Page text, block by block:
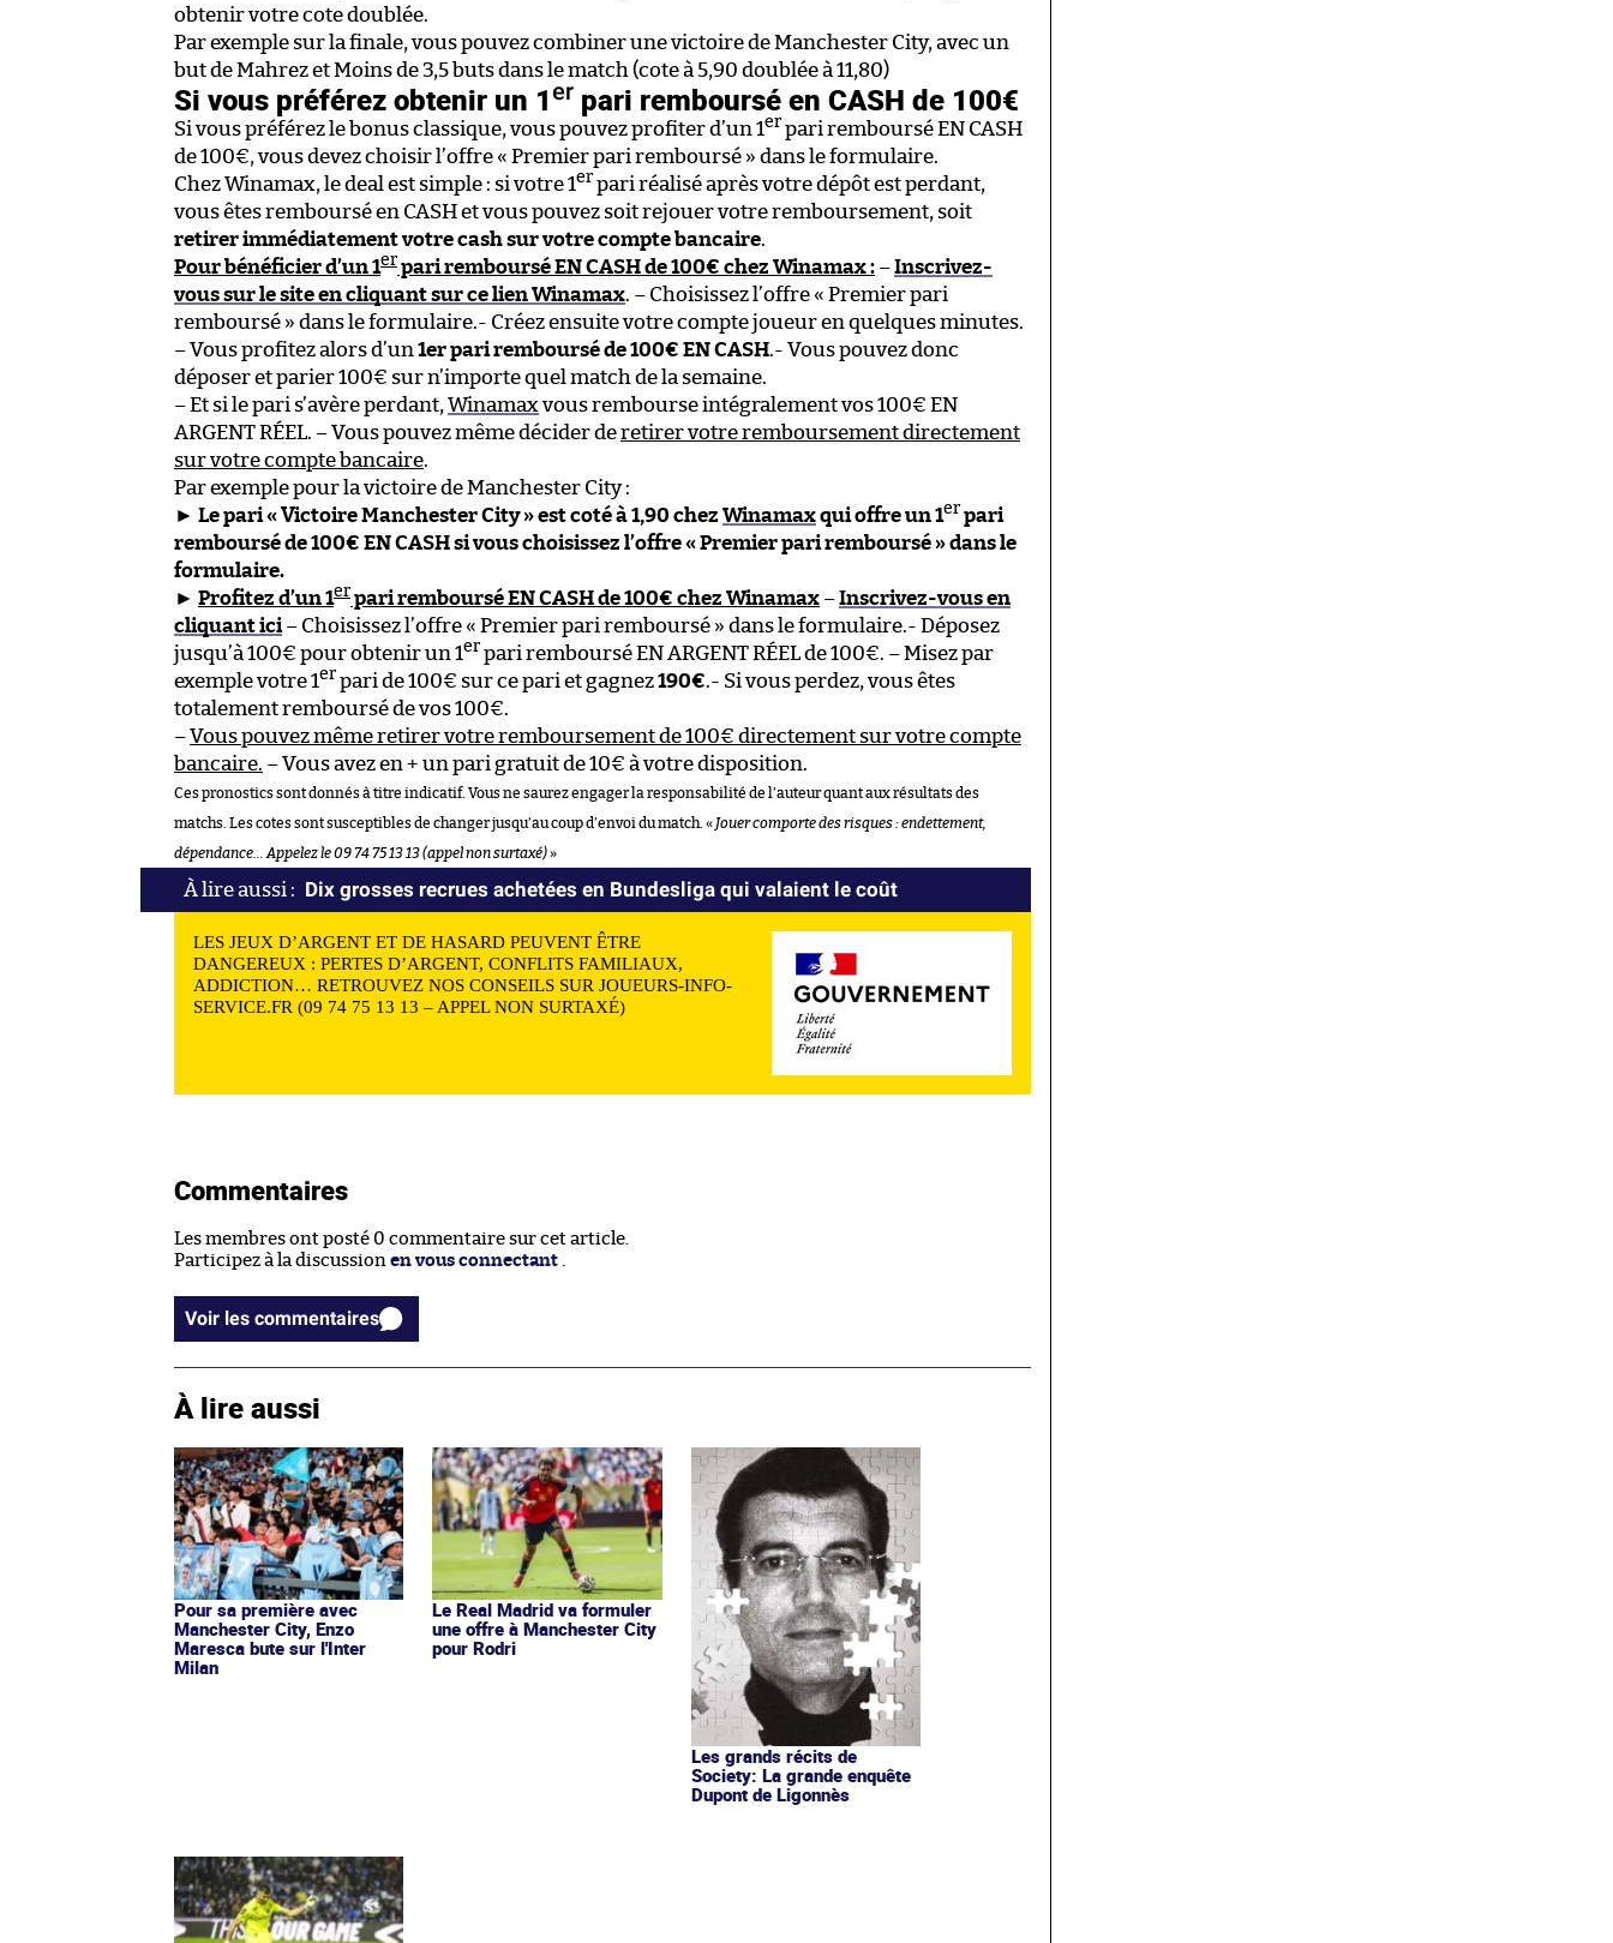
obtenir votre cote doublée.
Par exemple sur la finale, vous pouvez combiner une victoire de Manchester City, avec un
but de Mahrez et Moins de 3,5 buts dans le match (cote à 5,90 doublée à 11,80)
Si vous préférez obtenir un 1er pari remboursé en CASH de 100€
Si vous préférez le bonus classique, vous pouvez profiter d’un 1er pari remboursé EN CASH
de 100€, vous devez choisir l’offre « Premier pari remboursé » dans le formulaire.
Chez Winamax, le deal est simple : si votre 1er pari réalisé après votre dépôt est perdant,
vous êtes remboursé en CASH et vous pouvez soit rejouer votre remboursement, soit
retirer immédiatement votre cash sur votre compte bancaire.
Pour bénéficier d’un 1er pari remboursé EN CASH de 100€ chez Winamax : –Inscrivez-
vous sur le site en cliquant sur ce lien Winamax. – Choisissez l’offre « Premier pari
remboursé » dans le formulaire.- Créez ensuite votre compte joueur en quelques minutes.
– Vous profitez alors d’un 1er pari remboursé de 100€ EN CASH.- Vous pouvez donc
déposer et parier 100€ sur n’importe quel match de la semaine.
– Et si le pari s’avère perdant, Winamax vous rembourse intégralement vos 100€ EN
ARGENT RÉEL. – Vous pouvez même décider deretirer votre remboursement directement
sur votre compte bancaire.
Par exemple pour la victoire de Manchester City :
► Le pari « Victoire Manchester City » est coté à 1,90 chez Winamaxqui offre un 1er pari
remboursé de 100€ EN CASH si vous choisissez l’offre « Premier pari remboursé » dans le
formulaire.
► Profitez d’un 1er pari remboursé EN CASH de 100€ chez Winamax –Inscrivez-vous en
cliquant ici– Choisissez l’offre « Premier pari remboursé » dans le formulaire.- Déposez
jusqu’à 100€ pour obtenir un 1er pari remboursé EN ARGENT RÉEL de 100€. – Misez par
exemple votre 1er pari de 100€ sur ce pari et gagnez190€.- Si vous perdez, vous êtes
totalement remboursé de vos 100€.
–Vous pouvez même retirer votre remboursement de 100€ directement sur votre compte
bancaire. – Vous avez en + un pari gratuit de 10€ à votre disposition.
Ces pronostics sont donnés à titre indicatif. Vous ne saurez engager la responsabilité de l’auteur quant aux résultats des
matchs. Les cotes sont susceptibles de changer jusqu’au coup d’envoi du match. « Jouer comporte des risques : endettement,
dépendance… Appelez le 09 74 75 13 13 (appel non surtaxé)»
Dix grosses recrues achetées en Bundesliga qui valaient le coût
LES JEUX D’ARGENT ET DE HASARD PEUVENT ÊTRE
DANGEREUX : PERTES D’ARGENT, CONFLITS FAMILIAUX,
ADDICTION… RETROUVEZ NOS CONSEILS SUR JOUEURS-INFO-
SERVICE.FR (09 74 75 13 13 – APPEL NON SURTAXÉ)
Commentaires
Les membres ont posté 0 commentaire sur cet article.
Participez à la discussion en vous connectant .
Voir les commentaires
À lire aussi
Pour sa première avec
Manchester City, Enzo
Maresca bute sur l'Inter
Milan
Le Real Madrid va formuler
une offre à Manchester City
pour Rodri
Les grands récits de
Society: La grande enquête
Dupont de Ligonnès